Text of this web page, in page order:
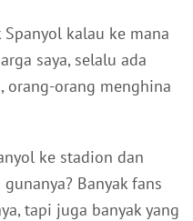
kalau ke mana
saya, selalu ada
orang-orang menghina
ke stadion dan
Banyak fans
tapi juga banyak yang